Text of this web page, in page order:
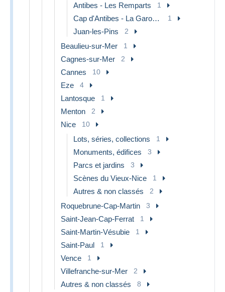
Antibes - Les Remparts 1
Cap d'Antibes - La Garoupe 1
Juan-les-Pins 2
Beaulieu-sur-Mer 1
Cagnes-sur-Mer 2
Cannes 10
Eze 4
Lantosque 1
Menton 2
Nice 10
Lots, séries, collections 1
Monuments, édifices 3
Parcs et jardins 3
Scènes du Vieux-Nice 1
Autres & non classés 2
Roquebrune-Cap-Martin 3
Saint-Jean-Cap-Ferrat 1
Saint-Martin-Vésubie 1
Saint-Paul 1
Vence 1
Villefranche-sur-Mer 2
Autres & non classés 8